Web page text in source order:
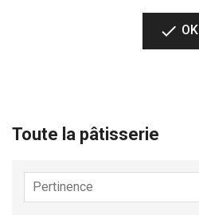
 OK
Toute la pâtisserie
Pertinence